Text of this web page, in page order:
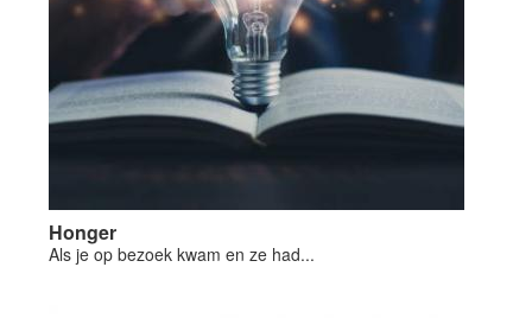
Honger
Als je op bezoek kwam en ze had...